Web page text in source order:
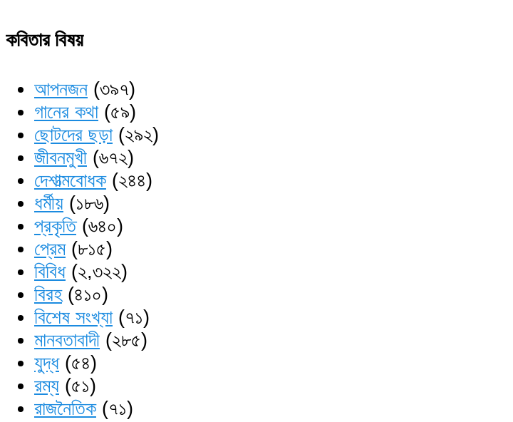
কবিতার বিষয়
আপনজন (৩৯৭)
গানের কথা(৫৯)
ছোটদের ছড়া(২৯২)
জীবনমুখী (৬৭২)
দেশাত্মবোধক(২৪৪)
ধর্মীয় (১৮৬)
প্রকৃতি(৬৪০)
প্রেম(৮১৫)
বিবিধ(২,৩২২)
বিরহ(৪১০)
বিশেষ সংখ্যা(৭১)
মানবতাবাদী (২৮৫)
যুদ্ধ(৫৪)
রম্য (৫১)
রাজনৈতিক(৭১)